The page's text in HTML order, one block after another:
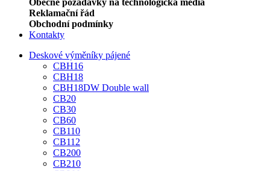
Reklamační řád
Obchodní podmínky
Kontakty
Deskové výměníky pájené
CBH16
CBH18
CBH18DW Double wall
CB20
CB30
CB60
CB110
CB112
CB200
CB210